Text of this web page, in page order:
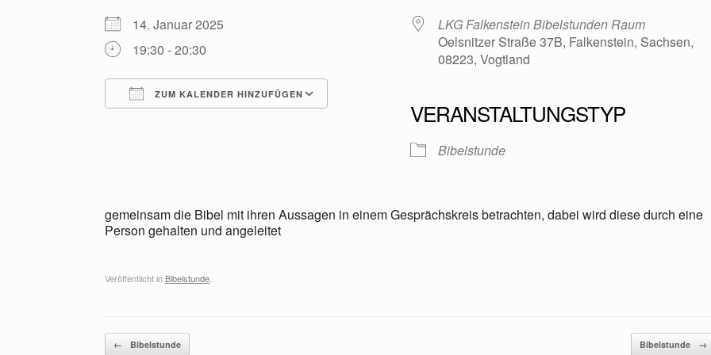
14. Januar 2025
19:30 - 20:30
ZUM KALENDER HINZUFÜGEN
Google Kalender iCalendar
LKG Falkenstein Bibelstunden Raum
Oelsnitzer Straße 37B, Falkenstein, Sachsen,
08223, Vogtland
VERANSTALTUNGSTYP
Bibelstunde
gemeinsam die Bibel mit ihren Aussagen in einem Gesprächskreis betrachten, dabei wird diese durch eine
Person gehalten und angeleitet
Veröffentlicht in Bibelstunde
Beitragsnavigation
← Bibelstunde Bibelstunde →